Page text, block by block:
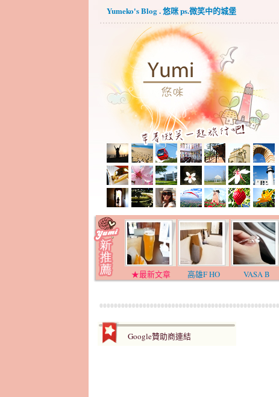
Yumeko's Blog . 悠咪 ps.微笑中的城堡
★最新文章 高雄F HO VASA B
Google贊助商連結